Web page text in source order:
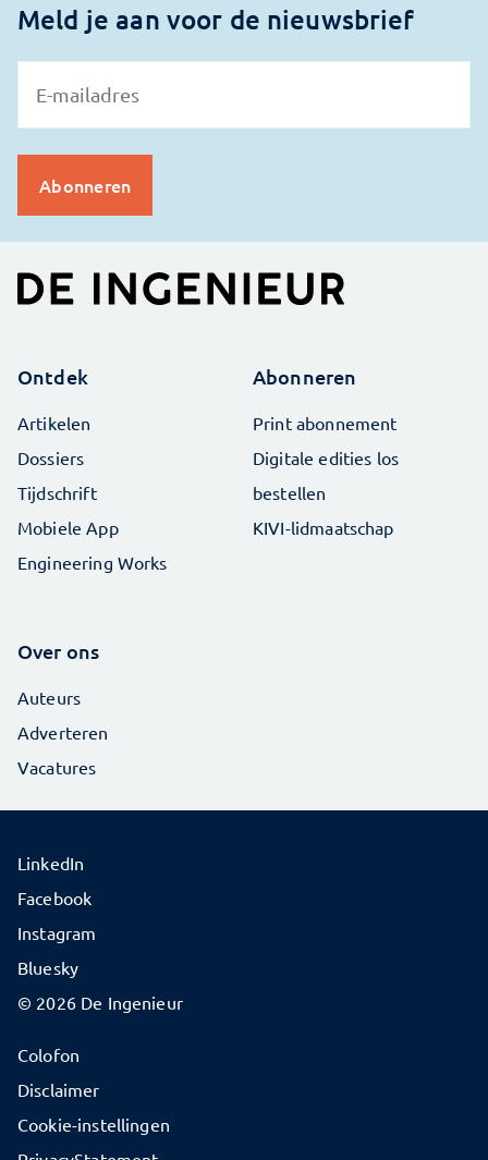
Meld je aan voor de nieuwsbrief
Ontdek
Artikelen
Dossiers
Tijdschrift
Mobiele App
Engineering Works
Abonneren
Print abonnement
Digitale edities los
bestellen
KIVI-lidmaatschap
Over ons
Auteurs
Adverteren
Vacatures
© 2026 De Ingenieur
Colofon
Disclaimer
Cookie-instellingen
LinkedIn
Facebook
Instagram
Bluesky